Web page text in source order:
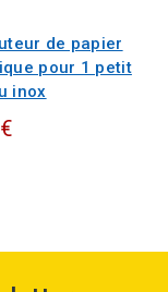
de papier
pour 1 petit
inox